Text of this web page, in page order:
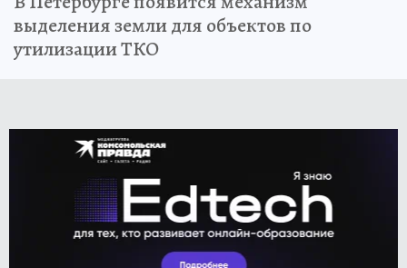
выделения земли для объектов по
утилизации ТКО